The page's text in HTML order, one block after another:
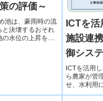
の評価～
池は、豪雨時の流
と決壊するおそれ
水位の上昇を防
ICTを
施設連
御シス
ICTを活用
ら農家が管
せ、水利用